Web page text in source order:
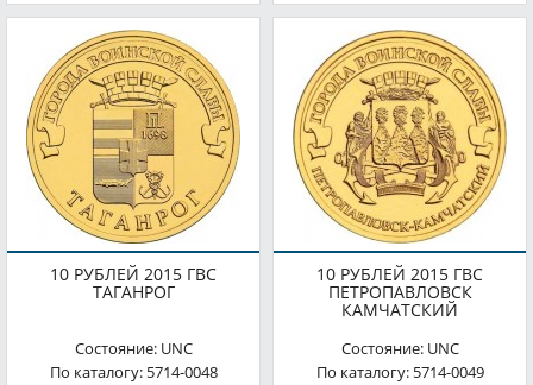
10 РУБЛЕЙ 2015 ГВС
ТАГАНРОГ
Состояние: UNC
По каталогу: 5714-0048
10 РУБЛЕЙ 2015 ГВС
ПЕТРОПАВЛОВСК
КАМЧАТСКИЙ
Состояние: UNC
По каталогу: 5714-0049